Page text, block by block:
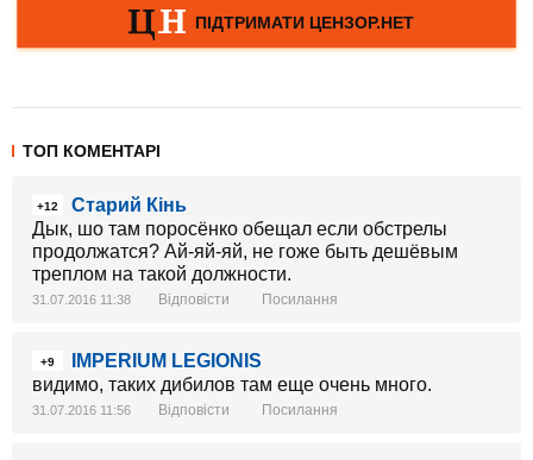
ТОП КОМЕНТАРІ
+12
Cтарий Кінь
Дык, шо там поросёнко обещал если обстрелы
продолжатся? Ай-яй-яй, не гоже быть дешёвым
треплом на такой должности.
31.07.2016 11:38 Відповісти Посилання
+9
IMPERIUM LEGIONIS
видимо, таких дибилов там еще очень много.
31.07.2016 11:56 Відповісти Посилання